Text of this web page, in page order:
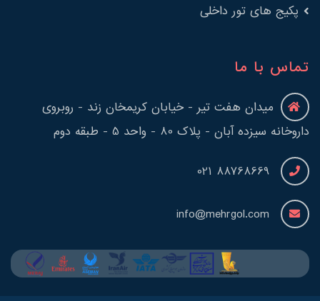
پکیج های تور داخلی
تماس با ما
میدان هفت تیر - خیابان کریمخان زند - روبروی
داروخانه سیزده آبان - پلاک 80 - واحد 5 - طبقه دوم
88768669 021
info@mehrgol.com